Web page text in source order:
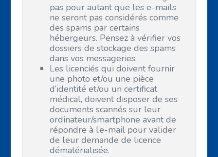
pas pour autant que les e-mails
ne seront pas considérés comme
des spams par certains
hébergeurs. Pensez à vérifier vos
dossiers de stockage des spams
dans vos messageries.
Les licenciés qui doivent fournir
une photo et/ou une pièce
d’identité et/ou un certificat
médical, doivent disposer de ses
documents scannés sur leur
ordinateur/smartphone avant de
répondre à l’e-mail pour valider
de leur demande de licence
dématérialisée.